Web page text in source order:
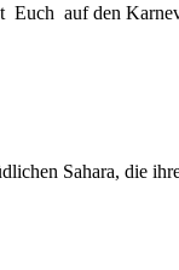
Euch auf den
Sahara, die